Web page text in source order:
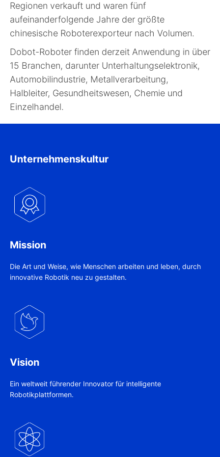
Regionen verkauft und waren fünf
aufeinanderfolgende Jahre der größte
chinesische Roboterexporteur nach Volumen.
Dobot-Roboter finden derzeit Anwendung in über
15 Branchen, darunter Unterhaltungselektronik,
Automobilindustrie, Metallverarbeitung,
Halbleiter, Gesundheitswesen, Chemie und
Einzelhandel.
Unternehmenskultur
Mission
Die Art und Weise, wie Menschen arbeiten und leben, durch
innovative Robotik neu zu gestalten.
Vision
Ein weltweit führender Innovator für intelligente
Robotikplattformen.